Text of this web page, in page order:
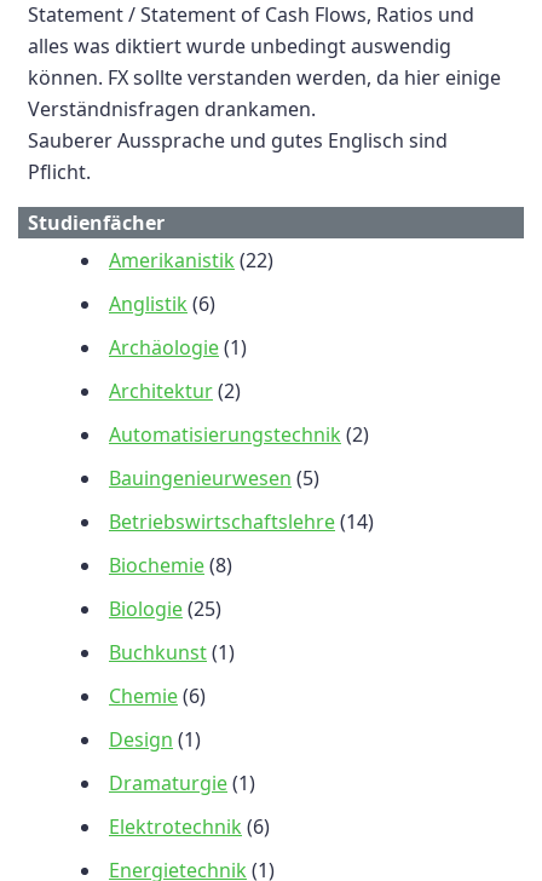
Statement / Statement of Cash Flows, Ratios und
alles was diktiert wurde unbedingt auswendig
können. FX sollte verstanden werden, da hier einige
Verständnisfragen drankamen.
Sauberer Aussprache und gutes Englisch sind
Pflicht.
Studienfächer
Amerikanistik (22)
Anglistik (6)
Archäologie(1)
Architektur(2)
Automatisierungstechnik (2)
Bauingenieurwesen (5)
Betriebswirtschaftslehre(14)
Biochemie(8)
Biologie(25)
Buchkunst(1)
Chemie(6)
Design (1)
Dramaturgie(1)
Elektrotechnik (6)
Energietechnik (1)